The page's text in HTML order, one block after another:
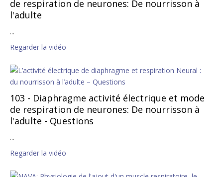
de respiration de neurones: De nourrisson à
l'adulte
...
Regarder la vidéo
103 - Diaphragme activité électrique et mode
de respiration de neurones: De nourrisson à
l'adulte - Questions
...
Regarder la vidéo